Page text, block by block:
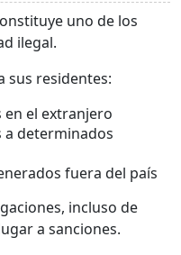
uno de los
ilegal.
sus residentes:
en el extranjero
a determinados
fuera del país
incluso de
a sanciones.